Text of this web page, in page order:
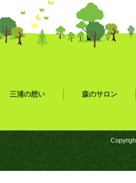
三浦の想い 森のサロン